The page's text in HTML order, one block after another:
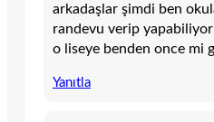
arkadaşlar şimdi ben
randevu verip
o liseye benden once mi
Yanıtla